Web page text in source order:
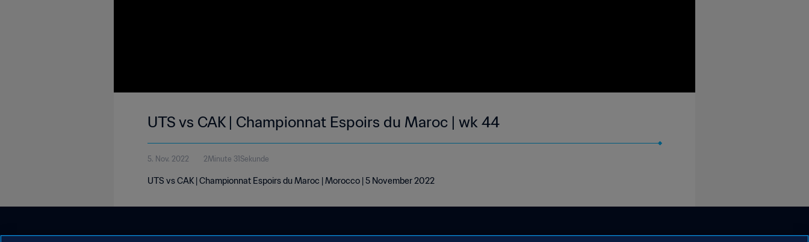
UTS vs CAK | Championnat Espoirs du Maroc | wk 44
5. Nov. 2022 2Minute 31Sekunde
UTS vs CAK | Championnat Espoirs du Maroc | Morocco | 5 November 2022